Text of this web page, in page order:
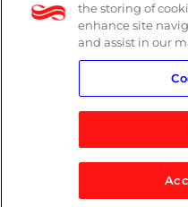
© 2026
the storing of
enhance site
and assist in our